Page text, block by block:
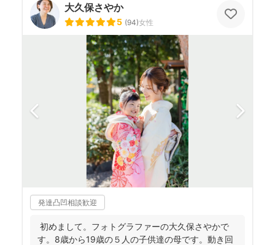
大久保さやか
5 (94)女性
発達凸凹相談歓迎
初めまして。フォトグラファーの大久保さやかで
す。8歳から19歳の５人の子供達の母です。動き回